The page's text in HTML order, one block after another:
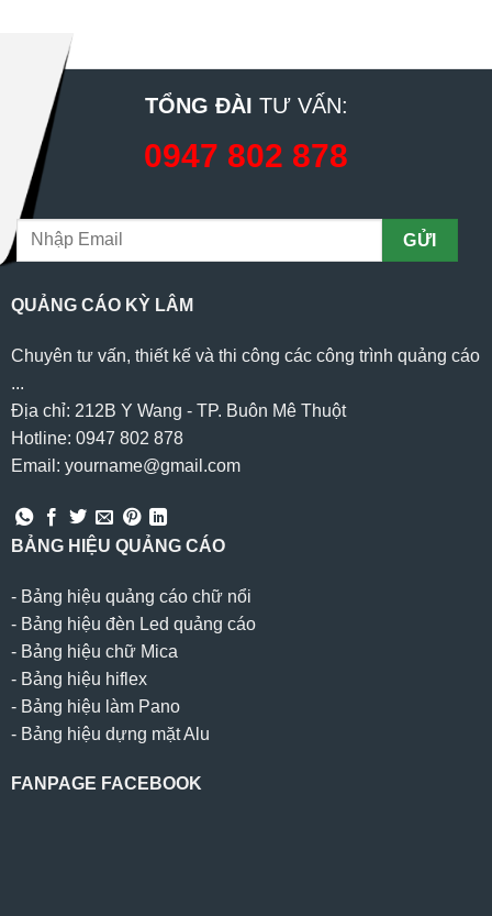
TỔNG ĐÀI TƯ VẤN:
0947 802 878
QUẢNG CÁO KỲ LÂM
Chuyên tư vấn, thiết kế và thi công các công trình quảng cáo
...
Địa chỉ: 212B Y Wang - TP. Buôn Mê Thuột
Hotline: 0947 802 878
Email: yourname@gmail.com
BẢNG HIỆU QUẢNG CÁO
- Bảng hiệu quảng cáo chữ nổi
- Bảng hiệu đèn Led quảng cáo
- Bảng hiệu chữ Mica
- Bảng hiệu hiflex
- Bảng hiệu làm Pano
- Bảng hiệu dựng mặt Alu
FANPAGE FACEBOOK